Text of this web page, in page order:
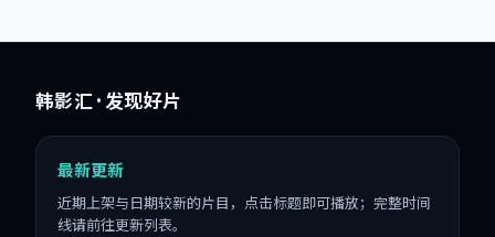
韩影汇 · 发现好片
最新更新
近期上架与日期较新的片目，点击标题即可播放；完整时间
线请前往更新列表。